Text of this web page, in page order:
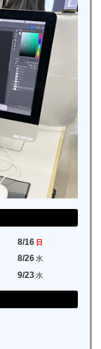
8/16 日
8/26水
9/23水